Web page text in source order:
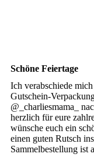
Schöne Feiertage
Ich verabschiede
Gutschein-
@_charliesmama_
herzlich für eure
wünsche euch ein
einen guten Rutsch
Sammelbestellung ist